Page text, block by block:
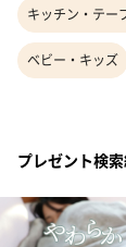
キッチン・テー
ベビー・キッズ
プレゼント検